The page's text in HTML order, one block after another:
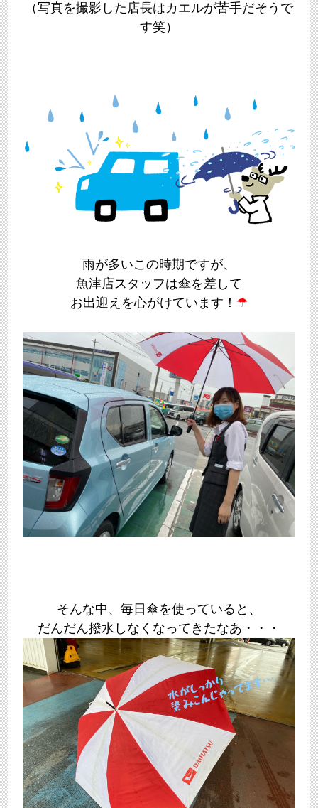
（写真を撮影した店長はカエルが苦手だそうで
す笑）
雨が多いこの時期ですが、
魚津店スタッフは傘を差して
お出迎えを心がけています！ ☂
そんな中、毎日傘を使っていると、
だんだん撥水しなくなってきたなあ・・・